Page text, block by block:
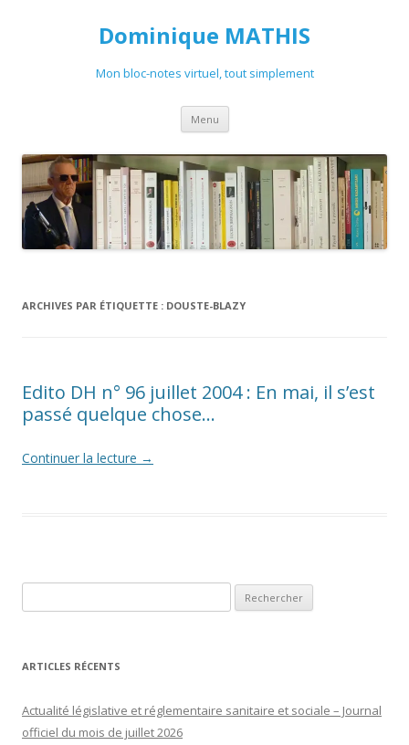
Dominique MATHIS
Mon bloc-notes virtuel, tout simplement
Menu Aller
contenu
ARCHIVES PAR ÉTIQUETTE : DOUSTE-BLAZY
Edito DH n° 96 juillet 2004 : En mai, il s’est
passé quelque chose…
Continuer la lecture →
ARTICLES RÉCENTS
Actualité législative et réglementaire sanitaire et sociale – Journal
officiel du mois de juillet 2026